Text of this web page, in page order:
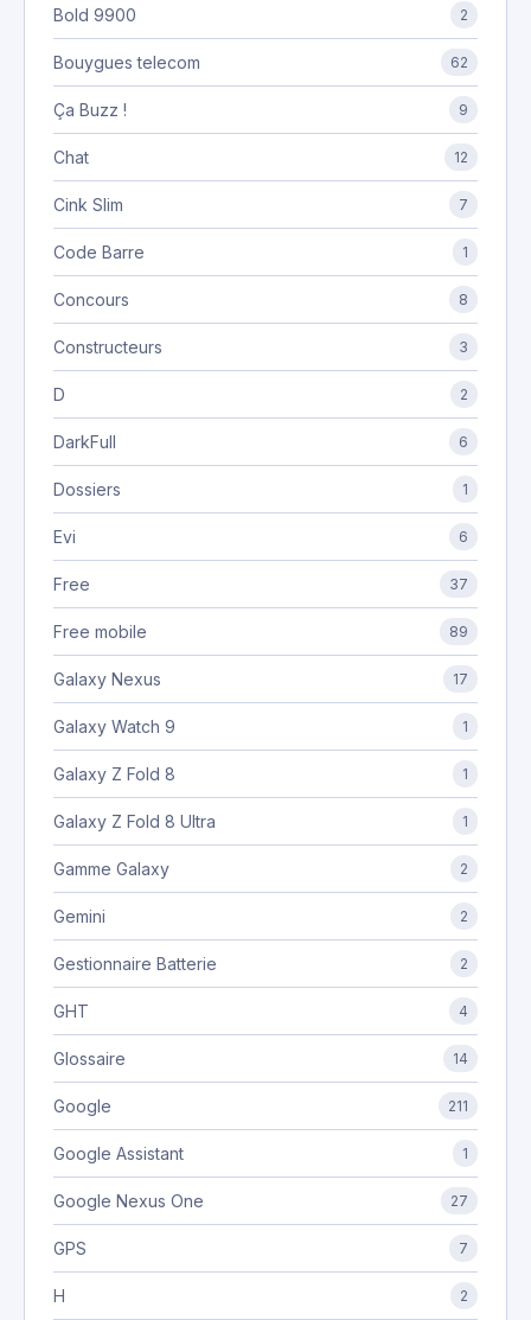
Bold 9900 2
Bouygues telecom 62
Ça Buzz ! 9
Chat 12
Cink Slim 7
Code Barre 1
Concours 8
Constructeurs 3
D 2
DarkFull 6
Dossiers 1
Evi 6
Free 37
Free mobile 89
Galaxy Nexus 17
Galaxy Watch 9 1
Galaxy Z Fold 8 1
Galaxy Z Fold 8 Ultra 1
Gamme Galaxy 2
Gemini 2
Gestionnaire Batterie 2
GHT 4
Glossaire 14
Google 211
Google Assistant 1
Google Nexus One 27
GPS 7
H 2